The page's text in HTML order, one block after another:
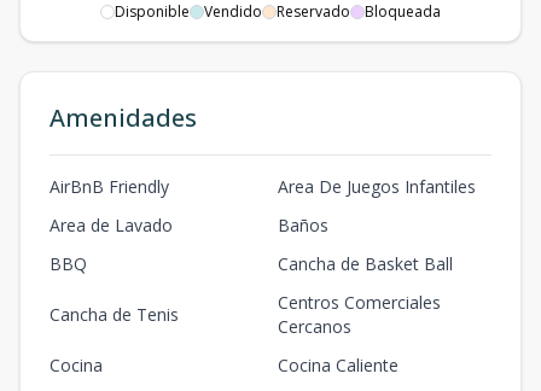
Disponible Vendido Reservado Bloqueada
Amenidades
AirBnB Friendly
Area De Juegos Infantiles
Area de Lavado
Baños
BBQ
Cancha de Basket Ball
Cancha de Tenis
Centros Comerciales
Cercanos
Cocina
Cocina Caliente